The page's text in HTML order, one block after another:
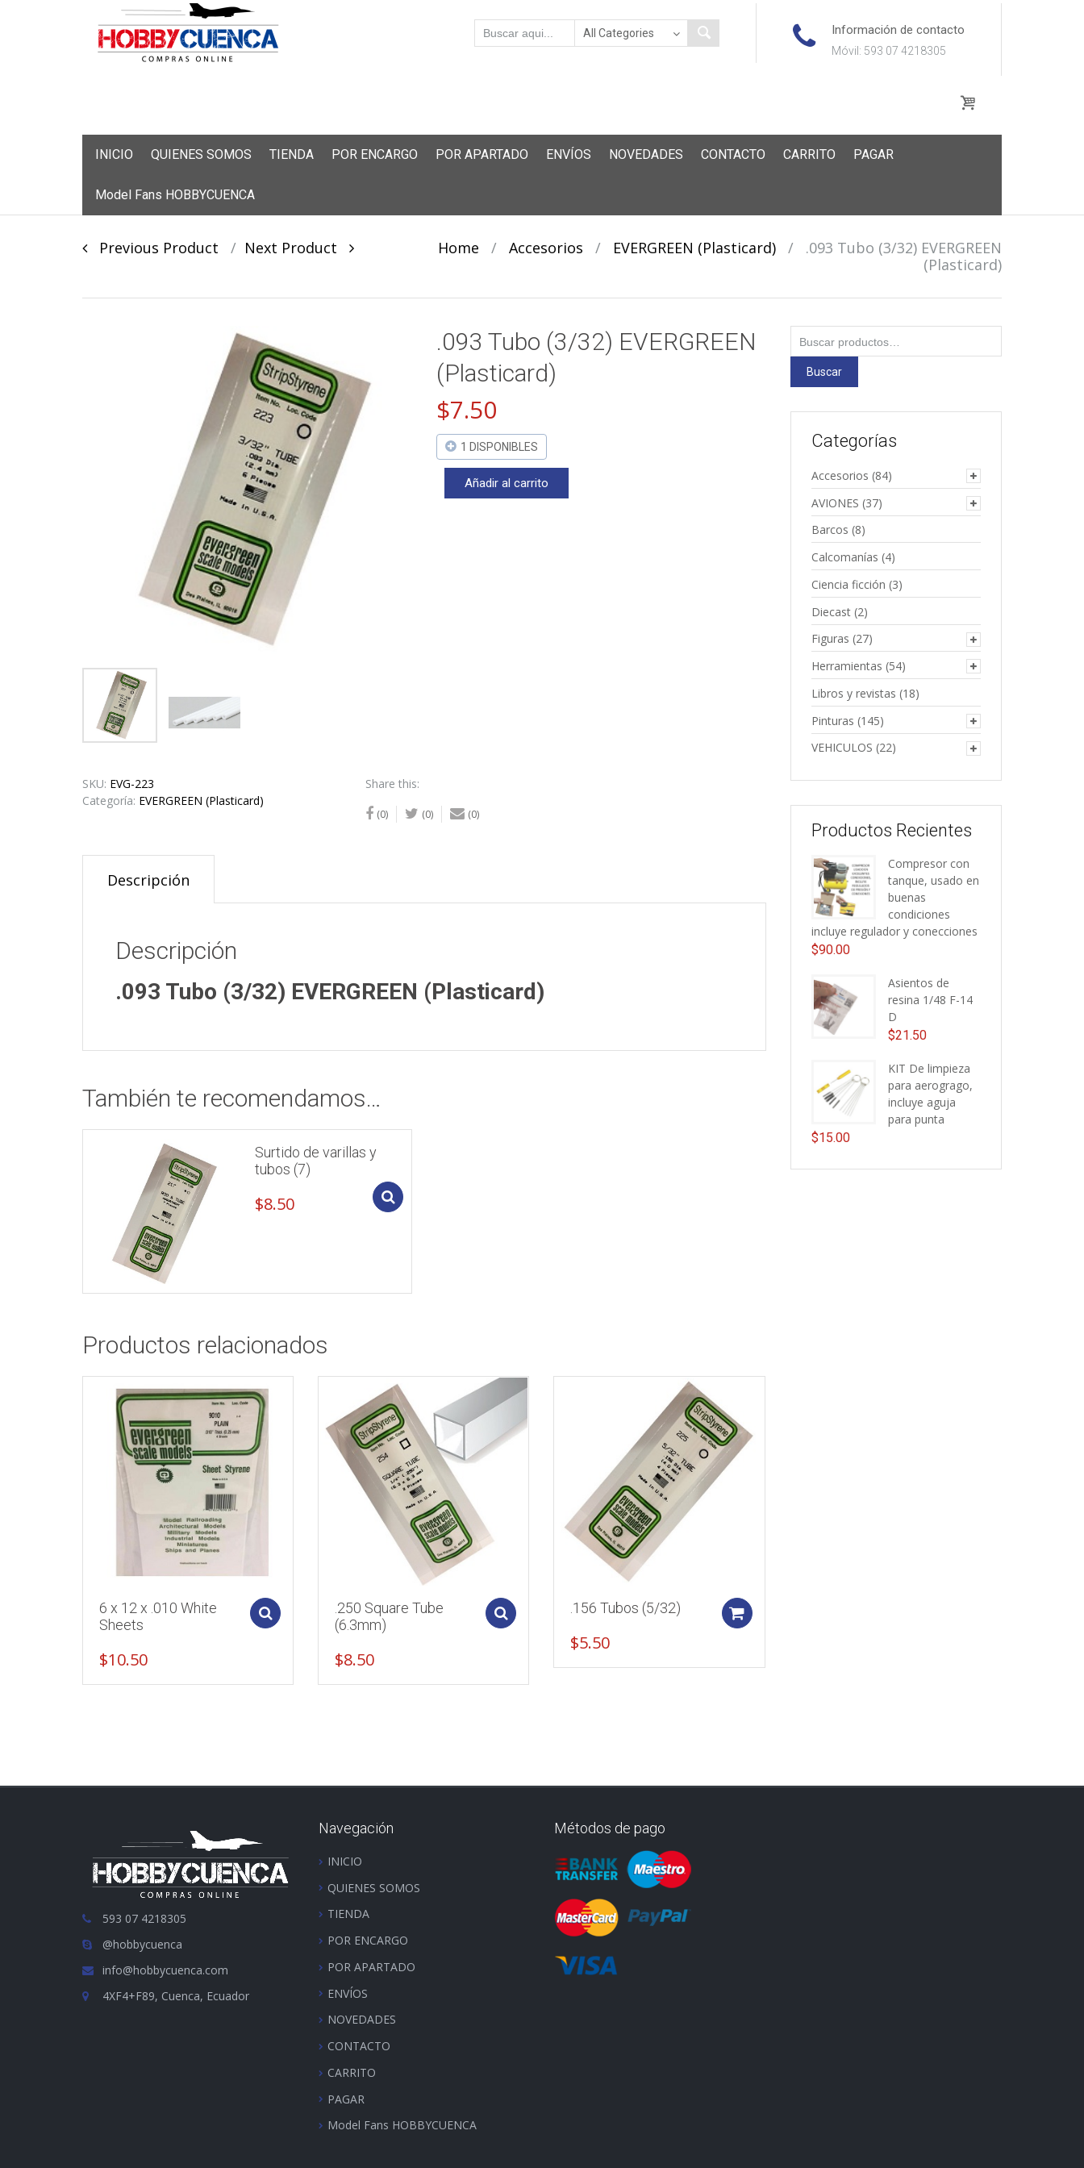
Información de contacto
Móvil: 593 07 4218305
INICIO QUIENES SOMOS TIENDA POR ENCARGO POR APARTADO ENVÍOS NOVEDADES CONTACTO CARRITO PAGAR
Model Fans HOBBYCUENCA
Post
Previous Product Next Product Home / Accesorios / EVERGREEN (Plasticard) /
.093 Tubo (3/32) EVERGREEN
(Plasticard)
.093 Tubo (3/32) EVERGREEN
(Plasticard)
$7.50
1 DISPONIBLES
Añadir al carrito
SKU: EVG-223
Categoría: EVERGREEN (Plasticard)
Share this:
(0) (0) (0)
Descripción
Descripción
.093 Tubo (3/32) EVERGREEN (Plasticard)
También te recomendamos…
Surtido de varillas y
tubos (7)
$8.50
Productos relacionados
6 x 12 x .010 White
Sheets
$10.50
Add to cart.250 Square Tube
(6.3mm)
$8.50
Add to cart.156 Tubos (5/32)
$5.50
por:
Buscar
Categorías
Accesorios (84)
AVIONES (37)
Barcos (8)
Calcomanías (4)
Ciencia ficción (3)
Diecast (2)
Figuras (27)
Herramientas (54)
Libros y revistas (18)
Pinturas (145)
VEHICULOS (22)
Productos Recientes
Compresor con
tanque, usado en
buenas
condiciones
incluye regulador y conecciones
$90.00
Asientos de
resina 1/48 F-14
D
$21.50
KIT De limpieza
para aerogrago,
incluye aguja
para punta
$15.00
593 07 4218305
@hobbycuenca
info@hobbycuenca.com
4XF4+F89, Cuenca, Ecuador
Navegación
INICIO
QUIENES SOMOS
TIENDA
POR ENCARGO
POR APARTADO
ENVÍOS
NOVEDADES
CONTACTO
CARRITO
PAGAR
Model Fans HOBBYCUENCA
Métodos de pago